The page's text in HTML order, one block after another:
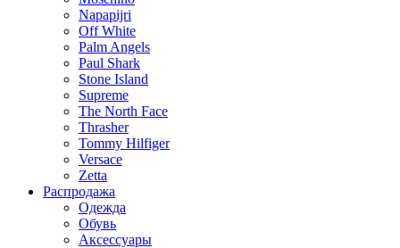
Napapijri
Off White
Palm Angels
Paul Shark
Stone Island
Supreme
The North Face
Thrasher
Tommy Hilfiger
Versace
Zetta
Распродажа
Одежда
Обувь
Аксессуары